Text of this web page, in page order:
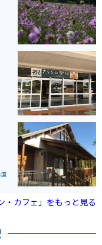
・カフェ」をもっと見る